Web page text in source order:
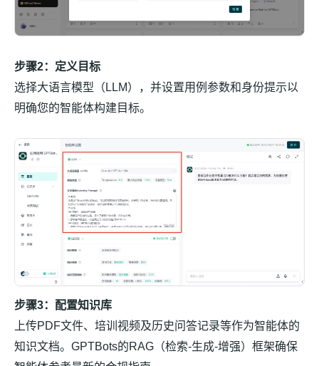
步骤2：定义目标
选择大语言模型（LLM），并设置用例参数和身份提示以
明确您的智能体构建目标。
步骤3：配置知识库
上传PDF文件、培训视频及历史问答记录等作为智能体的
知识文档。GPTBots的RAG（检索-生成-增强）框架确保